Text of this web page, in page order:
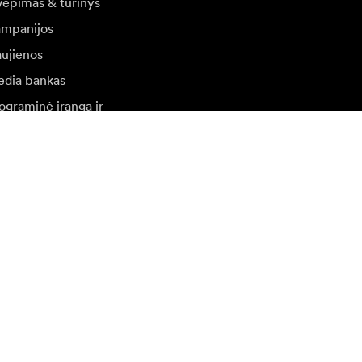
bankas
įranga ir